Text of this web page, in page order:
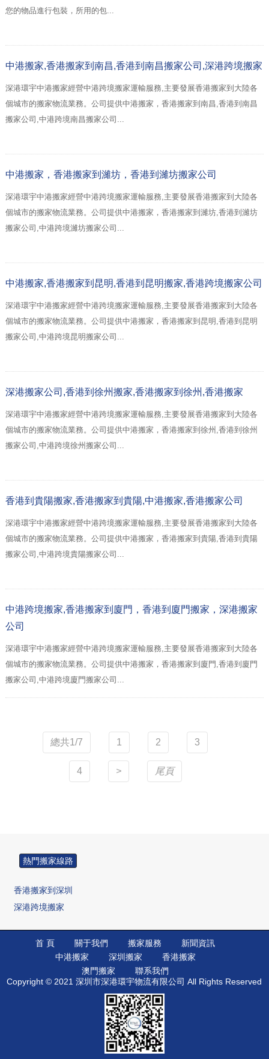
您的物品進行包裝，所用的包...
中港搬家,香港搬家到南昌,香港到南昌搬家公司,深港跨境搬家
深港環宇中港搬家經營中港跨境搬家運輸服務,主要發展香港搬家到大陸各
個城市的搬家物流業務。公司提供中港搬家，香港搬家到南昌,香港到南昌
搬家公司,中港跨境南昌搬家公司...
中港搬家，香港搬家到濰坊，香港到濰坊搬家公司
深港環宇中港搬家經營中港跨境搬家運輸服務,主要發展香港搬家到大陸各
個城市的搬家物流業務。公司提供中港搬家，香港搬家到濰坊,香港到濰坊
搬家公司,中港跨境濰坊搬家公司...
中港搬家,香港搬家到昆明,香港到昆明搬家,香港跨境搬家公司
深港環宇中港搬家經營中港跨境搬家運輸服務,主要發展香港搬家到大陸各
個城市的搬家物流業務。公司提供中港搬家，香港搬家到昆明,香港到昆明
搬家公司,中港跨境昆明搬家公司...
深港搬家公司,香港到徐州搬家,香港搬家到徐州,香港搬家
深港環宇中港搬家經營中港跨境搬家運輸服務,主要發展香港搬家到大陸各
個城市的搬家物流業務。公司提供中港搬家，香港搬家到徐州,香港到徐州
搬家公司,中港跨境徐州搬家公司...
香港到貴陽搬家,香港搬家到貴陽,中港搬家,香港搬家公司
深港環宇中港搬家經營中港跨境搬家運輸服務,主要發展香港搬家到大陸各
個城市的搬家物流業務。公司提供中港搬家，香港搬家到貴陽,香港到貴陽
搬家公司,中港跨境貴陽搬家公司...
中港跨境搬家,香港搬家到廈門，香港到廈門搬家，深港搬家
公司
深港環宇中港搬家經營中港跨境搬家運輸服務,主要發展香港搬家到大陸各
個城市的搬家物流業務。公司提供中港搬家，香港搬家到廈門,香港到廈門
搬家公司,中港跨境廈門搬家公司...
總共1/7 1 2 3
4 > 尾頁
熱門搬家線路
香港搬家到深圳
深港跨境搬家
香港搬家到深圳
香港搬家到佛山
首 頁 關于我們 搬家服務
新聞資訊
中港搬家
深圳搬家
香港搬家
澳門搬家
聯系我們
Copyright © 2021 深圳市深港環宇物流有限公司 All Rights Reserved